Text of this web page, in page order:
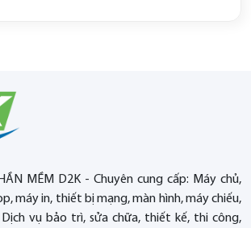
MỀM D2K - Chuyên cung cấp: Máy chủ,
máy in, thiết bị mạng, màn hình, máy chiếu,
Dịch vụ bảo trì, sửa chữa, thiết kế, thi công,